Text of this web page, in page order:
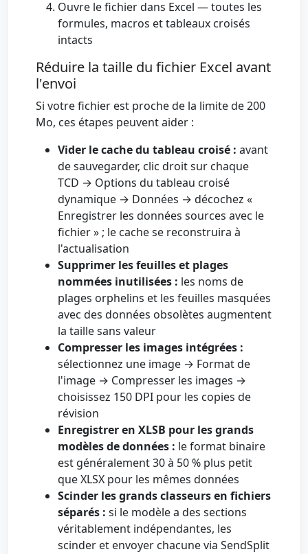
Ouvre le fichier dans Excel — toutes les
formules, macros et tableaux croisés
intacts
Réduire la taille du fichier Excel avant
l'envoi
Si votre fichier est proche de la limite de 200
Mo, ces étapes peuvent aider :
Vider le cache du tableau croisé : avant
de sauvegarder, clic droit sur chaque
TCD → Options du tableau croisé
dynamique → Données → décochez «
Enregistrer les données sources avec le
fichier » ; le cache se reconstruira à
l'actualisation
Supprimer les feuilles et plages
nommées inutilisées : les noms de
plages orphelins et les feuilles masquées
avec des données obsolètes augmentent
la taille sans valeur
Compresser les images intégrées :
sélectionnez une image → Format de
l'image → Compresser les images →
choisissez 150 DPI pour les copies de
révision
Enregistrer en XLSB pour les grands
modèles de données : le format binaire
est généralement 30 à 50 % plus petit
que XLSX pour les mêmes données
Scinder les grands classeurs en fichiers
séparés : si le modèle a des sections
véritablement indépendantes, les
scinder et envoyer chacune via SendSplit